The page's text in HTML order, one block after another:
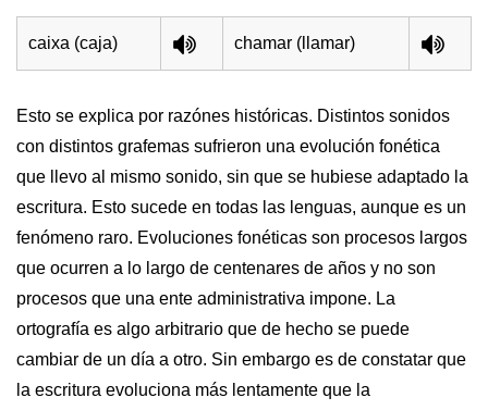
caixa (caja) chamar (llamar)
Esto se explica por razónes históricas. Distintos sonidos
con distintos grafemas sufrieron una evolución fonética
que llevo al mismo sonido, sin que se hubiese adaptado la
escritura. Esto sucede en todas las lenguas, aunque es un
fenómeno raro. Evoluciones fonéticas son procesos largos
que ocurren a lo largo de centenares de años y no son
procesos que una ente administrativa impone. La
ortografía es algo arbitrario que de hecho se puede
cambiar de un día a otro. Sin embargo es de constatar que
la escritura evoluciona más lentamente que la